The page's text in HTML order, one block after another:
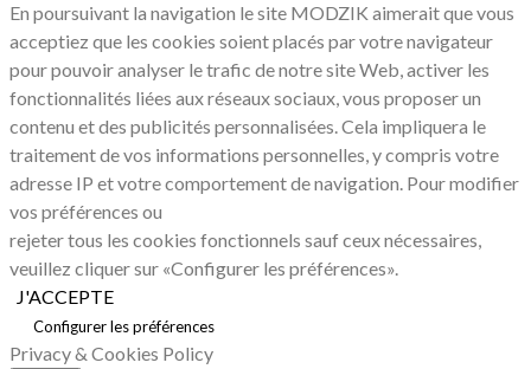
En poursuivant la navigation le site MODZIK aimerait que vous
acceptiez que les cookies soient placés par votre navigateur
pour pouvoir analyser le trafic de notre site Web, activer les
fonctionnalités liées aux réseaux sociaux, vous proposer un
contenu et des publicités personnalisées. Cela impliquera le
traitement de vos informations personnelles, y compris votre
adresse IP et votre comportement de navigation. Pour modifier
vos préférences ou
rejeter tous les cookies fonctionnels sauf ceux nécessaires,
veuillez cliquer sur «Configurer les préférences».
J'ACCEPTE
Configurer les préférences
Privacy & Cookies Policy